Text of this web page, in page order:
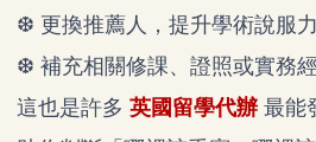
❆ 更換推薦人，提升學術說服力
❆ 補充相關修課、證照或實務
這也是許多 英國留學代辦 最能